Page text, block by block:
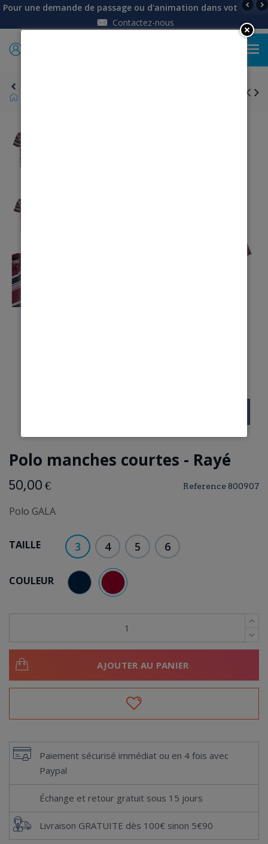
Pour une demande de passage ou d'animation dans votre
Contactez-nous
Polo manches courtes - Rayé
Reference 800907
50,00 €
Polo GALA
COULEUR BLEU MARINEBORDEAUX
TAILLE 3 4 5 6
AJOUTER AU PANIER
Paiement sécurisé immédiat ou en 4 fois avec
Paypal
Échange et retour gratuit sous 15 jours
Livraison GRATUITE dès 100€ sinon 5€90